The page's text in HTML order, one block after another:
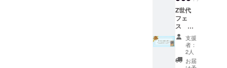
や滞在
費：支
援者様
の交通
費や滞
在費は
各自で
ご負担
期限：
2025年
3月末ま
で ・受
講方
法：オ
ンライ
ンツー
Z世代
フェ
ス ラ
イトス
ポン
サー
（内
容） ・
支援
者：
2人
お届